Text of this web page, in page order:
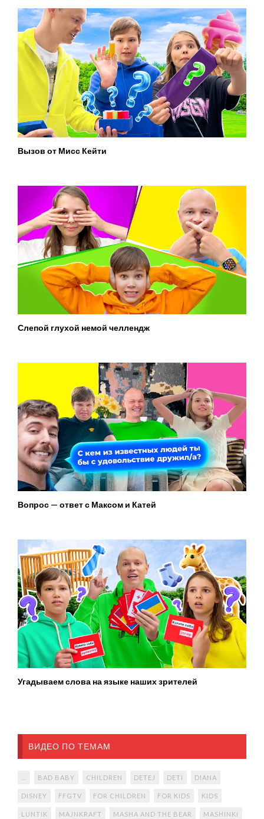
Вызов от Мисс Кейти
Слепой глухой немой челлендж
Вопрос — ответ с Максом и Катей
Угадываем слова на языке наших зрителей
ВИДЕО ПО ТЕМАМ
BAD BABY CHILDREN DETEJ DETI DIANA
DISNEY FFGTV FOR CHILDREN FOR KIDS KIDS
LUNTIK MAJNKRAFT MASHA AND THE BEAR MASHINKI